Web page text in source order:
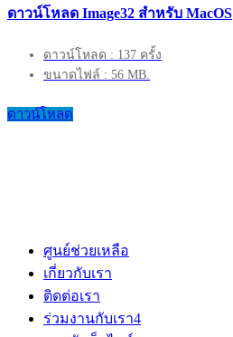
ดาวน์โหลด Image32 สำหรับ MacOS
ดาวน์โหลด : 137 ครั้ง
ขนาดไฟล์ : 56 MB.
ดาวน์โหลด
ศูนย์ช่วยเหลือ
เกี่ยวกับเรา
ติดต่อเรา
ร่วมงานกับเรา4